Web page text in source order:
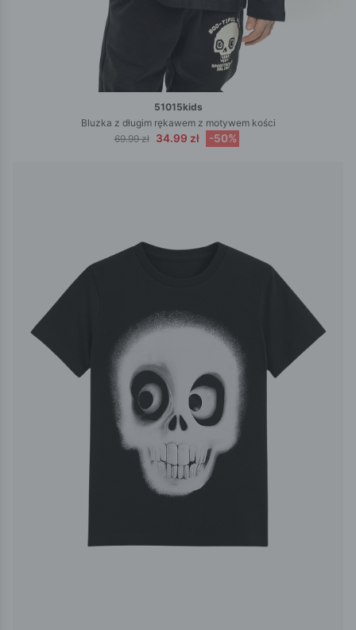
51015kids
Bluzka z długim rękawem z motywem kości
69.99 zł
34.99 zł -50%